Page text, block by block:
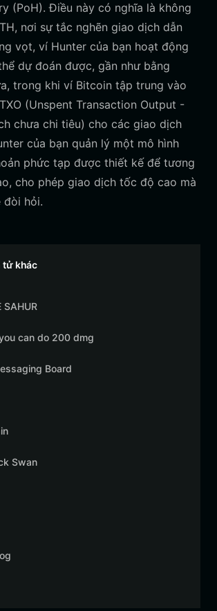
(PoH). Điều này có nghĩa là không
nơi sự tắc nghẽn giao dịch dẫn
vọt, ví Hunter của bạn hoạt động
dự đoán được, gần như bằng
trong khi ví Bitcoin tập trung vào
(Unspent Transaction Output -
chưa chi tiêu) cho các giao dịch
của bạn quản lý một mô hình
phức tạp được thiết kế để tương
cho phép giao dịch tốc độ cao mà
đòi hỏi.
tử khác
SAHUR
can do 200 dmg
Board
Swan